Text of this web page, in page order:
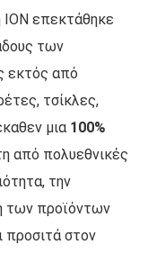
ΙΟΝ επεκτάθηκε
των
εκτός από
τσίκλες,
μια 100%
από πολυεθνικές
την
των προϊόντων
προσιτά στον